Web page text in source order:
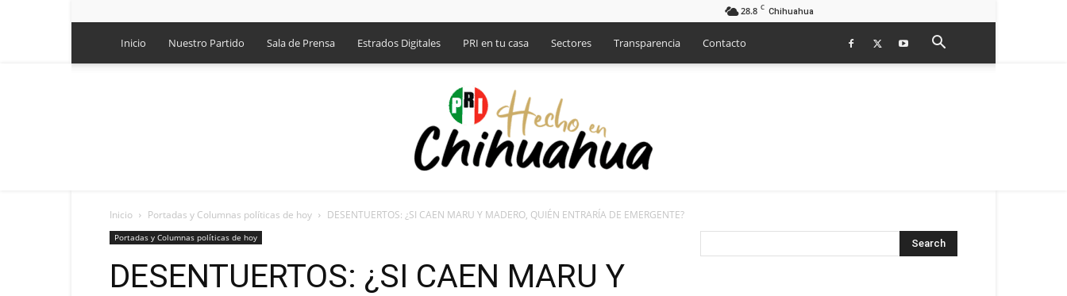
28.8 C Chihuahua
Inicio Nuestro Partido Sala de Prensa Estrados Digitales PRI en tu casa Sectores Transparencia Contacto
Inicio Portadas y Columnas políticas de hoy DESENTUERTOS: ¿SI CAEN MARU Y MADERO, QUIÉN ENTRARÍA DE EMERGENTE?
Portadas y Columnas políticas de hoy
DESENTUERTOS: ¿SI CAEN MARU Y